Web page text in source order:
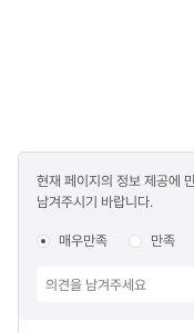
만족도
조사
현재 페이지의 정보 제공에
남겨주시기 바랍니다.
매우만족 만족